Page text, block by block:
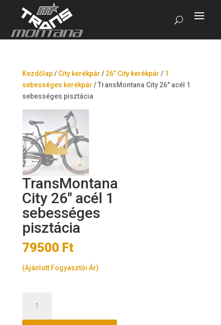
Kezdőlap/ City kerékpár / 26” City kerékpár / 1
sebességes kerékpár /TransMontana City 26″ acél 1
sebességes pisztácia
TransMontana
City 26″ acél 1
sebességes
pisztácia
79500 Ft
(Ajánlott Fogyasztói Ár)
26"